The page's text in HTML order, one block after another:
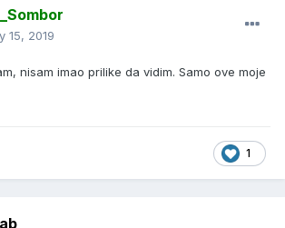
15, 2019
nisam imao prilike da vidim. Samo ove moje
1